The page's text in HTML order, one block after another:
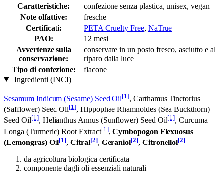
Caratteristiche:
confezione senza plastica, unisex, vegan
Note olfattive:
fresche
Certificati:
PETA Cruelty Free, NaTrue
PAO:
12 mesi
Avvertenze sulla
conservazione:
conservare in un posto fresco, asciutto e al
riparo dalla luce
Tipo di confezione:
flacone
Ingredienti (INCI)
Sesamum Indicum (Sesame) Seed Oil[1], Carthamus Tinctorius
(Safflower) Seed Oil[1], Hippophae Rhamnoides (Sea Buckthorn)
Seed Oil[1], Helianthus Annus (Sunflower) Seed Oil[1], Curcuma
Longa (Turmeric) Root Extract[1], Cymbopogon Flexuosus
(Lemongras) Oil[1], Citral[2], Geraniol[2], Citronellol[2]
da agricoltura biologica certificata
componente dagli oli essenziali naturali